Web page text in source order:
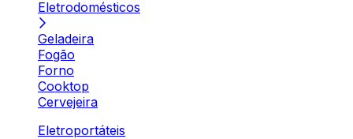
Eletrodomésticos
Geladeira
Fogão
Forno
Cooktop
Cervejeira
Eletroportáteis